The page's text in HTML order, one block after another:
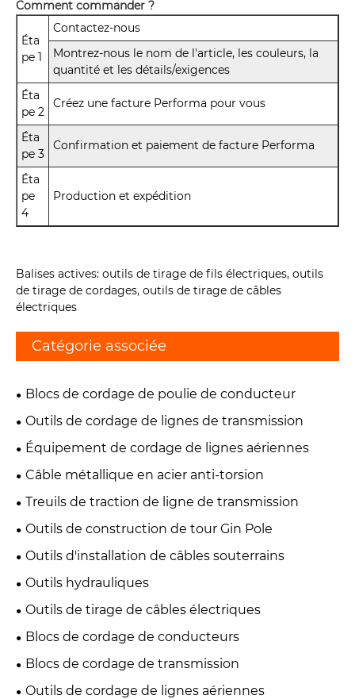
Comment commander ?
Éta
pe 1
Contactez-nous
Montrez-nous le nom de l'article, les couleurs, la
quantité et les détails/exigences
Éta
pe 2
Créez une facture Performa pour vous
Éta
pe 3
Confirmation et paiement de facture Performa
Éta
pe
4
Production et expédition
Balises actives: outils de tirage de fils électriques, outils
de tirage de cordages, outils de tirage de câbles
électriques
Catégorie associée
Blocs de cordage de poulie de conducteur
Outils de cordage de lignes de transmission
Équipement de cordage de lignes aériennes
Câble métallique en acier anti-torsion
Treuils de traction de ligne de transmission
Outils de construction de tour Gin Pole
Outils d'installation de câbles souterrains
Outils hydrauliques
Outils de tirage de câbles électriques
Blocs de cordage de conducteurs
Blocs de cordage de transmission
Outils de cordage de lignes aériennes